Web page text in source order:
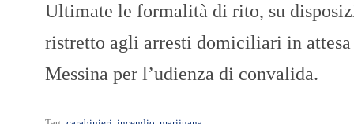
Ultimate le formalità di rito, su
ristretto agli arresti domiciliari in
Messina per l’udienza di convalida.